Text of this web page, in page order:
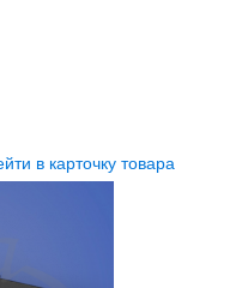
в карточку товара